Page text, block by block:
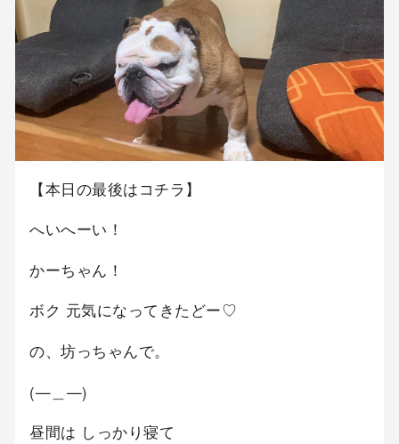
【本日の最後はコチラ】
へいへーい！
かーちゃん！
ボク 元気になってきたどー♡
の、坊っちゃんで。
(—＿—)
昼間は しっかり寝て